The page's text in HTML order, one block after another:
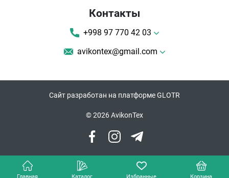
Контакты
+998 97 770 42 03
avikontex@gmail.com
Сайт разработан на платформе GLOTR
© 2026 AvikonTex